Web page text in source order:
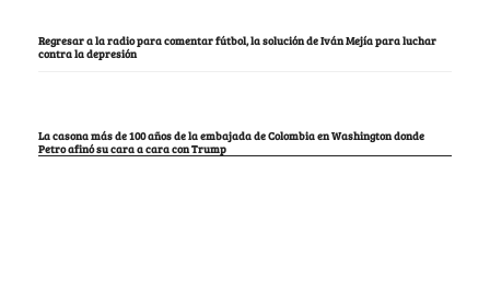
Regresar a la radio para comentar fútbol, la solución de Iván Mejía para luchar
contra la depresión
La casona más de 100 años de la embajada de Colombia en Washington donde
Petro afinó su cara a cara con Trump